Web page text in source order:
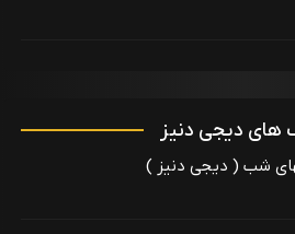
های دیجی دنیز
شب ( دیجی دنیز )